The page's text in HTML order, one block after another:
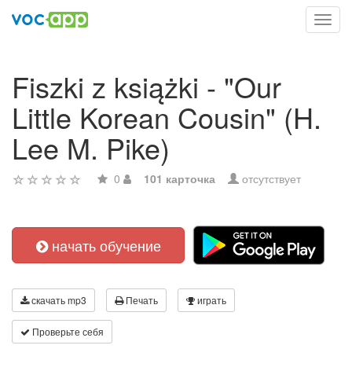
Fiszki z książki - "Our
Little Korean Cousin" (H.
Lee M. Pike)
0 101 карточка отсутствует
начать обучение
скачать mp3 Печать играть
Проверьте себя